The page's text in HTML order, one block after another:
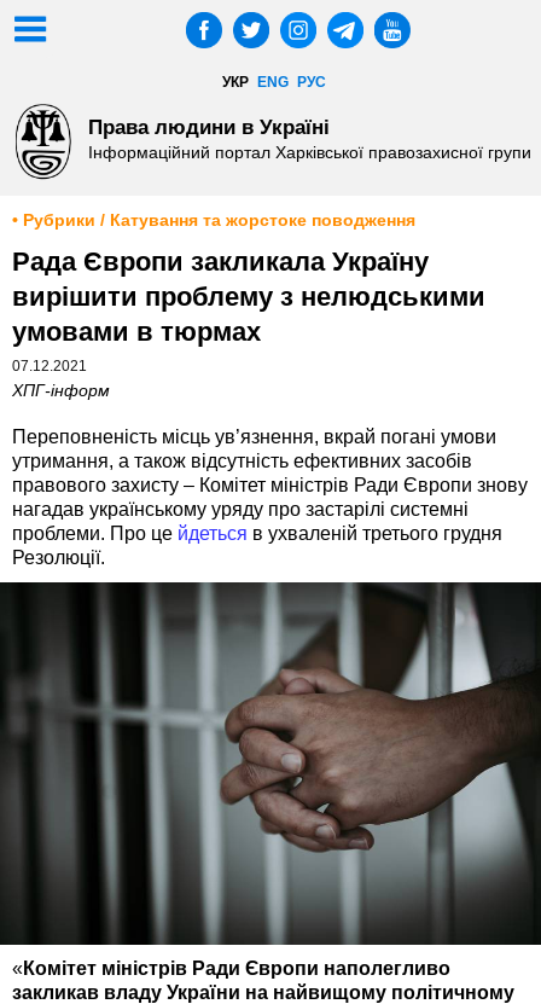
УКР ENG РУС
Права людини в Україні
Інформаційний портал Харківської правозахисної групи
• Рубрики / Катування та жорстоке поводження
Рада Європи закликала Україну
вирішити проблему з нелюдськими
умовами в тюрмах
07.12.2021
ХПГ-інформ
Переповненість місць ув’язнення, вкрай погані умови
утримання, а також відсутність ефективних засобів
правового захисту – Комітет міністрів Ради Європи знову
нагадав українському уряду про застарілі системні
проблеми. Про це йдеться в ухваленій третього грудня
Резолюції.
«Комітет міністрів Ради Європи наполегливо
закликав владу України на найвищому політичному